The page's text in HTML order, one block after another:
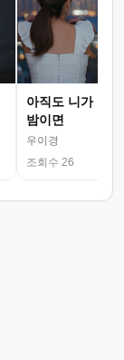
아직도 니가 그
밤이면
우이경
조회수 26